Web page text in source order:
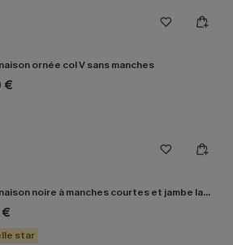
ornée col V sans manches
€
Combinaison noire à manches courtes et jambe large
€
star